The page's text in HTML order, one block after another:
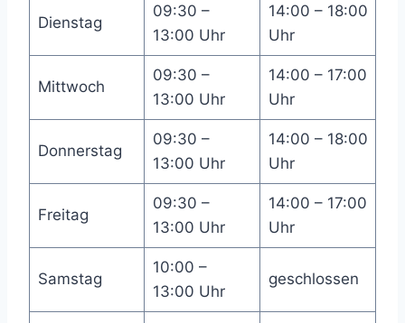
Dienstag
09:30 –
13:00 Uhr
14:00 – 18:00
Uhr
Mittwoch
09:30 –
13:00 Uhr
14:00 – 17:00
Uhr
Donnerstag
09:30 –
13:00 Uhr
14:00 – 18:00
Uhr
Freitag
09:30 –
13:00 Uhr
14:00 – 17:00
Uhr
Samstag
10:00 –
13:00 Uhr
geschlossen